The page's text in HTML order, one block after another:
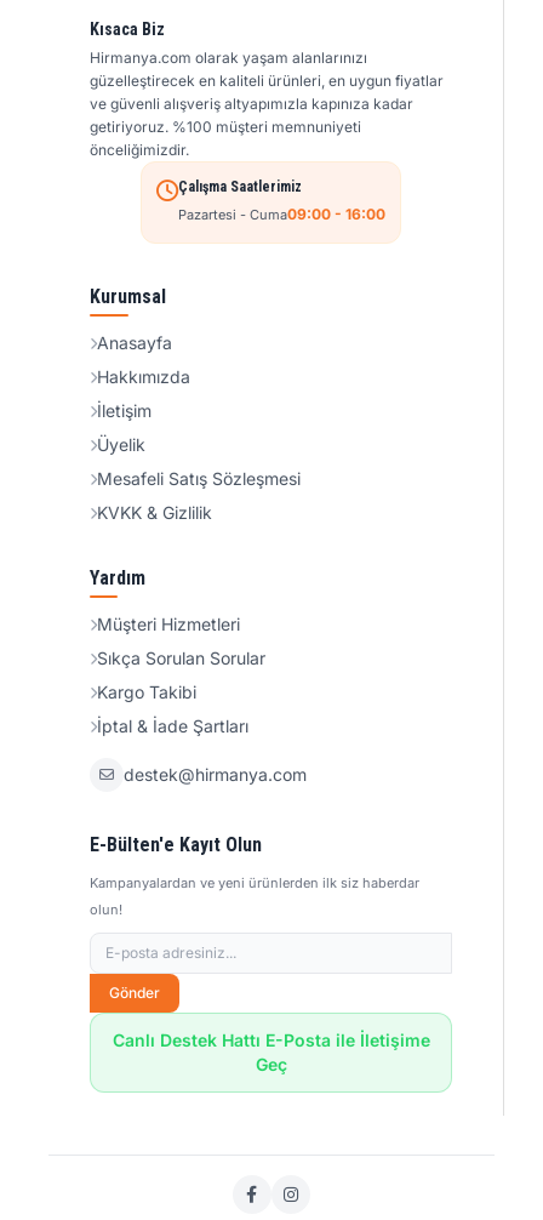
Kısaca Biz
Hirmanya.com olarak yaşam alanlarınızı
güzelleştirecek en kaliteli ürünleri, en uygun fiyatlar
ve güvenli alışveriş altyapımızla kapınıza kadar
getiriyoruz. %100 müşteri memnuniyeti
önceliğimizdir.
Çalışma Saatlerimiz
Pazartesi - Cuma09:00 - 16:00
Kurumsal
Anasayfa
Hakkımızda
İletişim
Üyelik
Mesafeli Satış Sözleşmesi
KVKK & Gizlilik
Yardım
Müşteri Hizmetleri
Sıkça Sorulan Sorular
Kargo Takibi
İptal & İade Şartları
destek@hirmanya.com
E-Bülten'e Kayıt Olun
Kampanyalardan ve yeni ürünlerden ilk siz haberdar
olun!
Gönder
Canlı Destek Hattı E-Posta ile İletişime
Geç